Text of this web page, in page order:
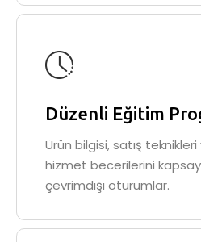
Düzenli Eğitim
Ürün bilgisi, satış teknikleri
hizmet becerilerini
çevrimdışı oturumlar.